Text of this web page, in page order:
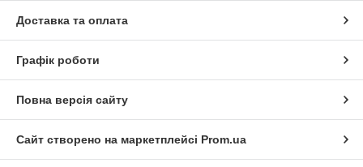
Доставка та оплата
Графік роботи
Повна версія сайту
Сайт створено на маркетплейсі Prom.ua